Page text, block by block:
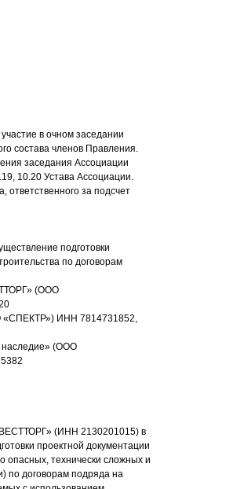
в очном заседании
состава членов Правления.
заседания Ассоциации
10.20 Устава Ассоциации.
за подсчет
подготовки
по договорам
(ООО
«СПЕКТР») ИНН 7814731852,
наследие» (ООО
(ИНН 2130201015) в
проектной документации
опасных, технически сложных и
по договорам подряда на